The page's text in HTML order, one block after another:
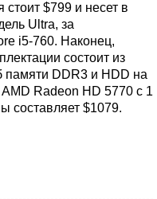
$799 и несет в
Ultra, за
i5-760. Наконец,
состоит из
памяти DDR3 и HDD на
Radeon HD 5770 с 1
составляет $1079.